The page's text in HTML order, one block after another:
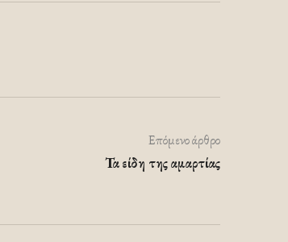
Επόμενο άρθρο
Τα είδη της αμαρτίας